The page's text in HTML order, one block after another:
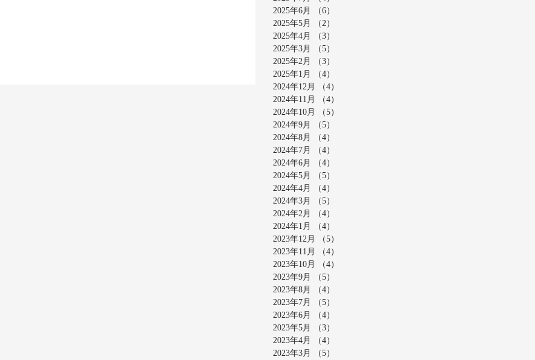
2025年6月
（6）
2025年5月
（2）
2025年4月
（3）
2025年3月
（5）
2025年2月
（3）
2025年1月
（4）
2024年12月
（4）
2024年11月
（4）
2024年10月
（5）
2024年9月
（5）
2024年8月
（4）
2024年7月
（4）
2024年6月
（4）
2024年5月
（5）
2024年4月
（4）
2024年3月
（5）
2024年2月
（4）
2024年1月
（4）
2023年12月
（5）
2023年11月
（4）
2023年10月
（4）
2023年9月
（5）
2023年8月
（4）
2023年7月
（5）
2023年6月
（4）
2023年5月
（3）
2023年4月
（4）
2023年3月
（5）